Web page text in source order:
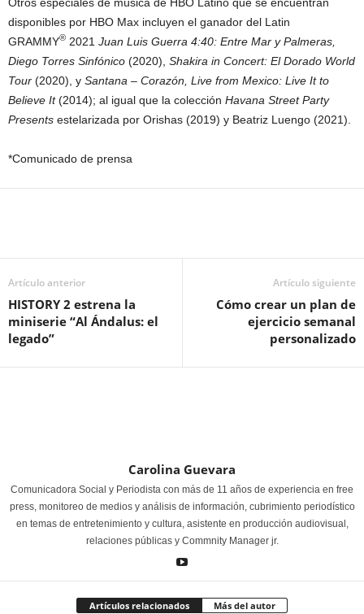
disponibles por HBO Max incluyen el ganador del Latin
GRAMMY® 2021 Juan Luis Guerra 4:40: Entre Mar y Palmeras,
Diego Torres Sinfónico (2020), Shakira in Concert: El Dorado World
Tour (2020), y Santana – Corazón, Live from Mexico: Live It to
Believe It(2014); al igual que la colección Havana Street Party
Presents estelarizada por Orishas (2019) y Beatriz Luengo (2021).
*Comunicado de prensa
Artículo anterior
HISTORY 2 estrena la
miniserie “Al Ándalus: el
legado”
Artículo siguiente
Cómo crear un plan de
ejercicio semanal
personalizado
Carolina Guevara
Comunicadora Social y Periodista con más de 11 años de experiencia en free
press, monitoreo de medios y análisis de información, cubrimiento periodístico
en temas de entretenimiento y cultura, asistente en producción audiovisual,
relaciones públicas y Commnity Manager jr.
Artículos relacionados Más del autor